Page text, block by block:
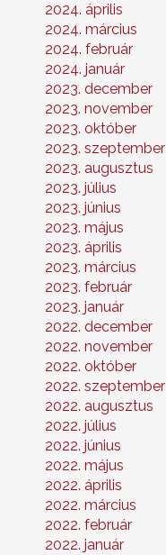
2024. április
2024. március
2024. február
2024. január
2023. december
2023. november
2023. október
2023. szeptember
2023. augusztus
2023. július
2023. június
2023. május
2023. április
2023. március
2023. február
2023. január
2022. december
2022. november
2022. október
2022. szeptember
2022. augusztus
2022. július
2022. június
2022. május
2022. április
2022. március
2022. február
2022. január